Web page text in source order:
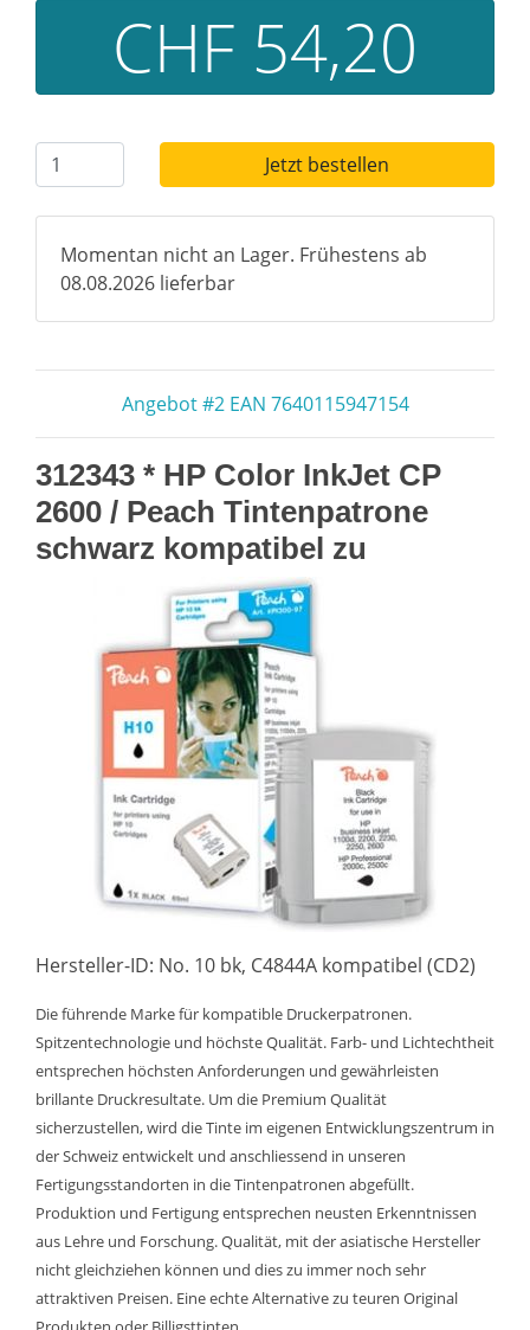
CHF 54,20
Jetzt bestellen
Momentan nicht an Lager. Frühestens ab
08.08.2026 lieferbar
Angebot #2 EAN 7640115947154
312343 * HP Color InkJet CP
2600 / Peach Tintenpatrone
schwarz kompatibel zu
Hersteller-ID: No. 10 bk, C4844A kompatibel (CD2)
Die führende Marke für kompatible Druckerpatronen.
Spitzentechnologie und höchste Qualität. Farb- und Lichtechtheit
entsprechen höchsten Anforderungen und gewährleisten
brillante Druckresultate. Um die Premium Qualität
sicherzustellen, wird die Tinte im eigenen Entwicklungszentrum in
der Schweiz entwickelt und anschliessend in unseren
Fertigungsstandorten in die Tintenpatronen abgefüllt.
Produktion und Fertigung entsprechen neusten Erkenntnissen
aus Lehre und Forschung. Qualität, mit der asiatische Hersteller
nicht gleichziehen können und dies zu immer noch sehr
attraktiven Preisen. Eine echte Alternative zu teuren Original